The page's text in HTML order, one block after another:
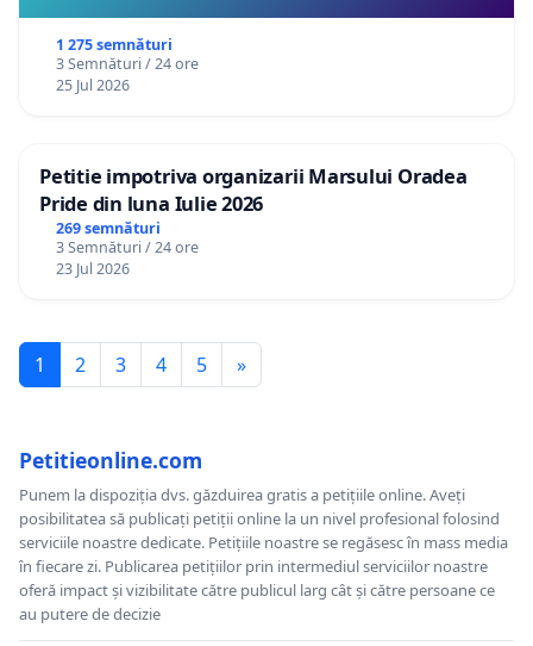
1 275 semnături
3 Semnături / 24 ore
25 Jul 2026
Petitie impotriva organizarii Marsului Oradea
Pride din luna Iulie 2026
269 semnături
3 Semnături / 24 ore
23 Jul 2026
1 2 3 4 5 »
Petitieonline.com
Punem la dispoziția dvs. găzduirea gratis a petițiile online. Aveți
posibilitatea să publicați petiții online la un nivel profesional folosind
serviciile noastre dedicate. Petițiile noastre se regăsesc în mass media
în fiecare zi. Publicarea petițiilor prin intermediul serviciilor noastre
oferă impact și vizibilitate către publicul larg cât și către persoane ce
au putere de decizie